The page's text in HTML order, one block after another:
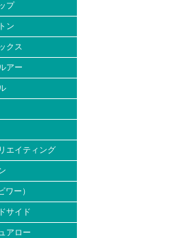
プ
ン
クス
アー
エイティング
ワー）
サイド
アロー